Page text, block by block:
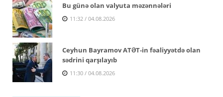
Bu günə olan valyuta məzənnələri
11:32 / 04.08.2026
Ceyhun Bayramov ATƏT-in fəaliyyətdə olan
sədrini qarşılayıb
11:30 / 04.08.2026